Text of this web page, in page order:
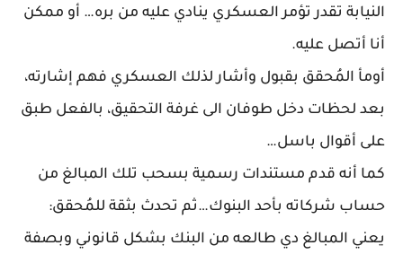
النيابة تقدر تؤمر العسكري ينادي عليه من بره… أو ممكن
أنا أتصل عليه.
أومأ المُحقق بقبول وأشار لذلك العسكري فهم إشارته،
بعد لحظات دخل طوفان الى غرفة التحقيق، بالفعل طبق
على أقوال باسل…
كما أنه قدم مستندات رسمية بسحب تلك المبالغ من
حساب شركاته بأحد البنوك…ثم تحدث بثقة للمُحقق:
يعني المبالغ دي طالعه من البنك بشكل قانوني وبصفة